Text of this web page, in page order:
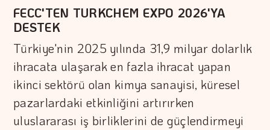
FECC'TEN TURKCHEM EXPO 2026'YA
DESTEK
Türkiye'nin 2025 yılında 31,9 milyar dolarlık
ihracata ulaşarak en fazla ihracat yapan
ikinci sektörü olan kimya sanayisi, küresel
pazarlardaki etkinliğini artırırken
uluslararası iş birliklerini de güçlendirmeyi